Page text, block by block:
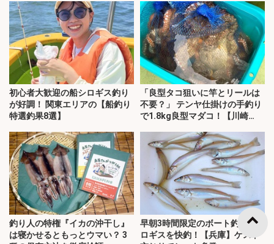
初心者大歓迎の船シロギス釣り
が好調！ 関東エリアの【船釣り
特選釣果8選】
「良型タコ狙いに竿とリールは
不要？」 テンヤ仕掛けの手釣り
で1.8kg良型マダコ！【川崎
釣り人の特権『イカの沖干し』
は寝かせるともっとウマい？ 3
早朝3時間限定のボート釣りでシ
ロギスを快釣！【兵庫】ゲスト